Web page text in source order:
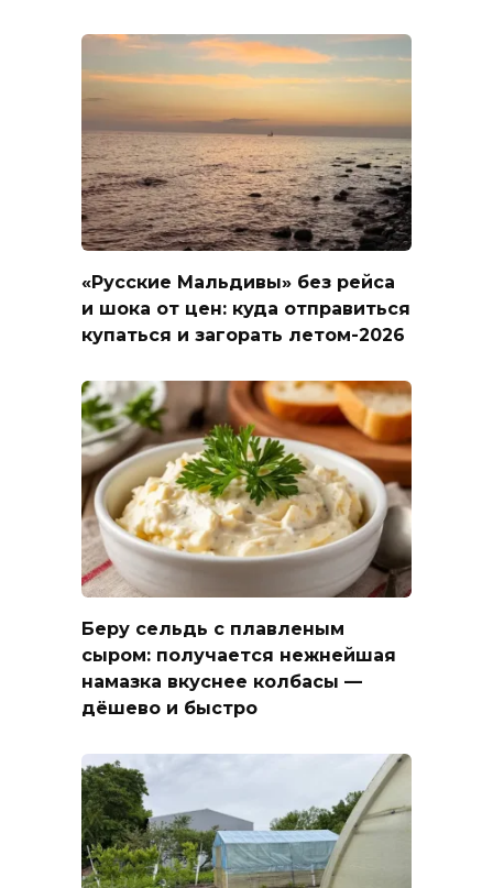
«Русские Мальдивы» без рейса
и шока от цен: куда отправиться
купаться и загорать летом-2026
Беру сельдь с плавленым
сыром: получается нежнейшая
намазка вкуснее колбасы —
дёшево и быстро